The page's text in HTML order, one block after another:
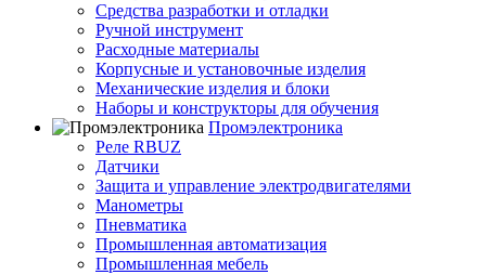
Средства разработки и отладки
Ручной инструмент
Расходные материалы
Корпусные и установочные изделия
Механические изделия и блоки
Наборы и конструкторы для обучения
Промэлектроника
Реле RBUZ
Датчики
Защита и управление электродвигателями
Манометры
Пневматика
Промышленная автоматизация
Промышленная мебель